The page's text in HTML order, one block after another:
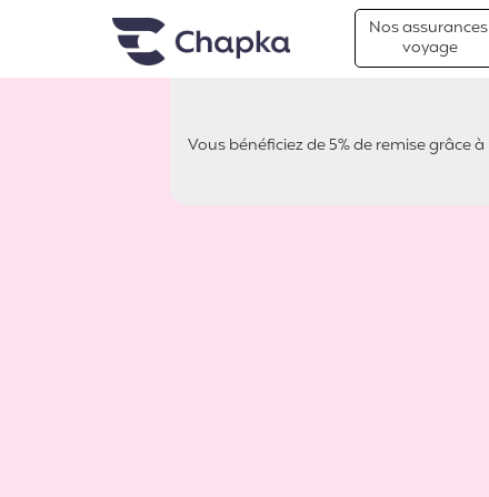
Chapka Assurances Voyages
Nos assurances
voyage
Vous bénéficiez de 5% de remise grâce à
REALSTEP TRAVELS